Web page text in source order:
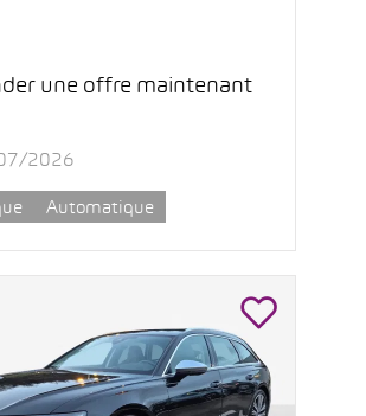
une offre maintenant
2026
Automatique